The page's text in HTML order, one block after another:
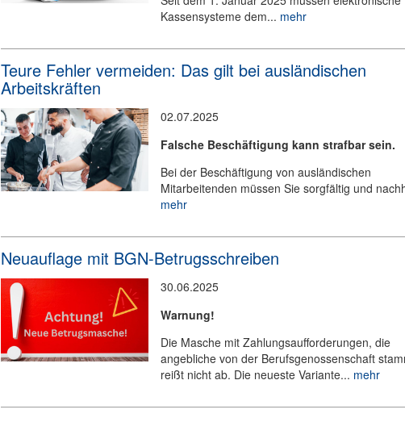
Kassensysteme dem... mehr
Teure Fehler vermeiden: Das gilt bei ausländischen
Arbeitskräften
02.07.2025
Falsche Beschäftigung kann strafbar sein.
Bei der Beschäftigung von ausländischen
Mitarbeitenden müssen Sie sorgfältig und
mehr
Neuauflage mit BGN-Betrugsschreiben
30.06.2025
Warnung!
Die Masche mit Zahlungsaufforderungen, die
angebliche von der Berufsgenossenschaft
reißt nicht ab. Die neueste Variante... mehr